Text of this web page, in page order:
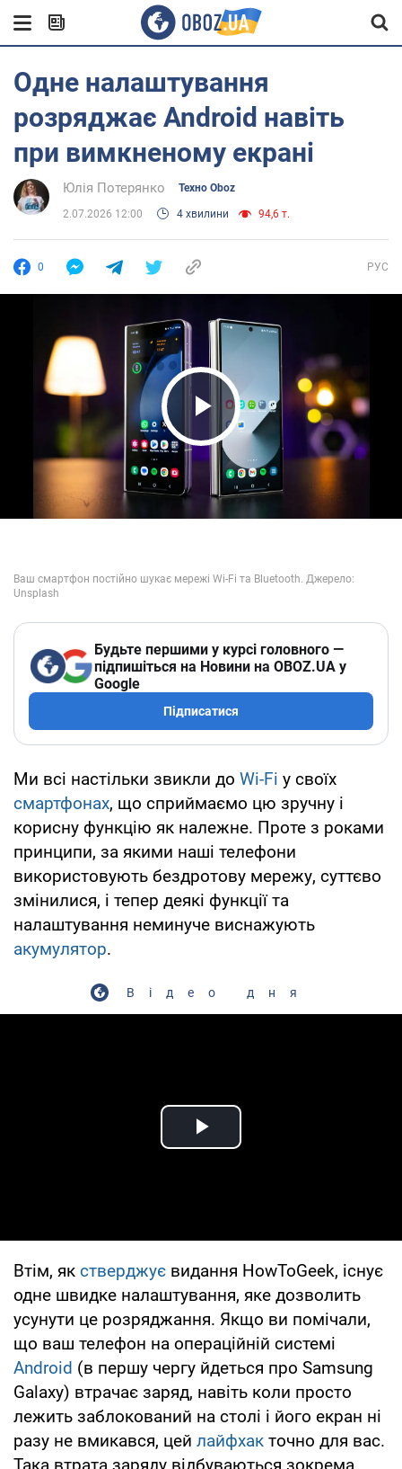
Одне налаштування
розряджає Android навіть
при вимкненому екрані
Юлія Потерянко Техно Oboz
2.07.2026 12:00 4 хвилини 94,6 т.
0 РУС
Play Video
Будьте першими у курсі головного —
підпишіться на Новини на OBOZ.UA у
Google
Підписатися
Ми всі настільки звикли до Wi-Fi у своїх
смартфонах, що сприймаємо цю зручну і
корисну функцію як належне. Проте з роками
принципи, за якими наші телефони
використовують бездротову мережу, суттєво
змінилися, і тепер деякі функції та
налаштування неминуче виснажують
акумулятор.
Відео дня
Play Video
Втім, як стверджує видання HowToGeek, існує
одне швидке налаштування, яке дозволить
усунути це розряджання. Якщо ви помічали,
що ваш телефон на операційній системі
Android (в першу чергу йдеться про Samsung
Galaxy) втрачає заряд, навіть коли просто
лежить заблокований на столі і його екран ні
разу не вмикався, цей лайфхак точно для вас.
Така втрата заряду відбуваються зокрема